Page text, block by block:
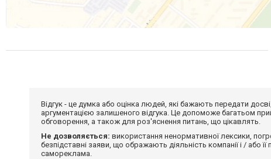
Відгук - це думка або оцінка людей, які бажають передати
аргументацією залишеного відгука. Це допоможе багатьом
обговорення, а також для роз'яснення питань, що цікавлять.
Не дозволяється: використання ненормативної лексики,
безпідставні заяви, що ображають діяльність компанії і / або
самореклама.